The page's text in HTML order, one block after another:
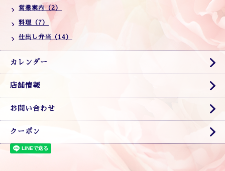
営業案内（2）
料理（7）
仕出し弁当（14）
カレンダー
店舗情報
お問い合わせ
クーポン